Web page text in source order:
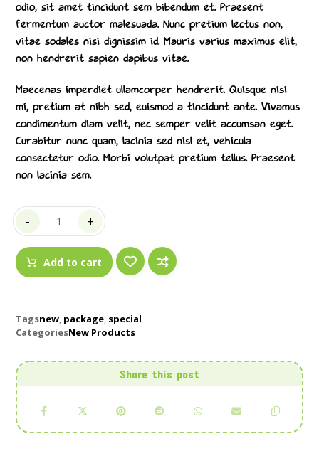
odio, sit amet tincidunt sem bibendum et. Praesent
fermentum auctor malesuada. Nunc pretium lectus non,
vitae sodales nisi dignissim id. Mauris varius maximus elit,
non hendrerit sapien dapibus vitae.
Maecenas imperdiet ullamcorper hendrerit. Quisque nisi
mi, pretium at nibh sed, euismod a tincidunt ante. Vivamus
condimentum diam velit, nec semper velit accumsan eget.
Curabitur nunc quam, lacinia sed nisl et, vehicula
consectetur odio. Morbi volutpat pretium tellus. Praesent
non lacinia sem.
- +
Add to cart
Tagsnew package special
CategoriesNew Products